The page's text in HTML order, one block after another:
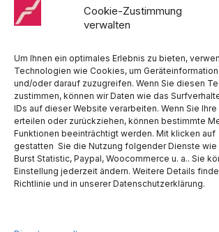
Cookie-Zustimmung
verwalten
Um Ihnen ein optimales Erlebnis zu bieten,
Technologien wie Cookies, um
und/oder darauf zuzugreifen. Wenn Sie diesen
zustimmen, können wir Daten wie das
IDs auf dieser Website verarbeiten. Wenn Sie
erteilen oder zurückziehen, können bestimmte
Funktionen beeinträchtigt werden. Mit klicken auf
gestatten Sie die Nutzung folgender Dienste
Burst Statistic, Paypal, Woocommerce u. a.. Sie
Einstellung jederzeit ändern. Weitere Details
Richtlinie und in unserer Datenschutzerklärung.
Medentex, Melag, Midmark, Metasys, MK-
Hygiene, Ritter, Satelec, Scican, TKD,
Ambident GmbH
Dental Geräte Handel und Service
Neumannstraße 3B